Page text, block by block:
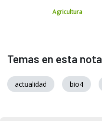
Agricultura
Temas en esta nota
actualidad bio4